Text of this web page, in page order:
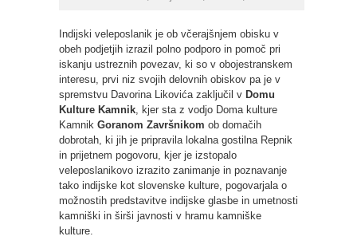
Indijski veleposlanik je ob včerajšnjem obisku v
obeh podjetjih izrazil polno podporo in pomoč pri
iskanju ustreznih povezav, ki so v obojestranskem
interesu, prvi niz svojih delovnih obiskov pa je v
spremstvu Davorina Likovića zaključil v Domu
Kulture Kamnik , kjer sta z vodjo Doma kulture
Kamnik Goranom Završnikom ob domačih
dobrotah, ki jih je pripravila lokalna gostilna Repnik
in prijetnem pogovoru, kjer je izstopalo
veleposlanikovo izrazito zanimanje in poznavanje
tako indijske kot slovenske kulture, pogovarjala o
možnostih predstavitve indijske glasbe in umetnosti
kamniški in širši javnosti v hramu kamniške
kulture.